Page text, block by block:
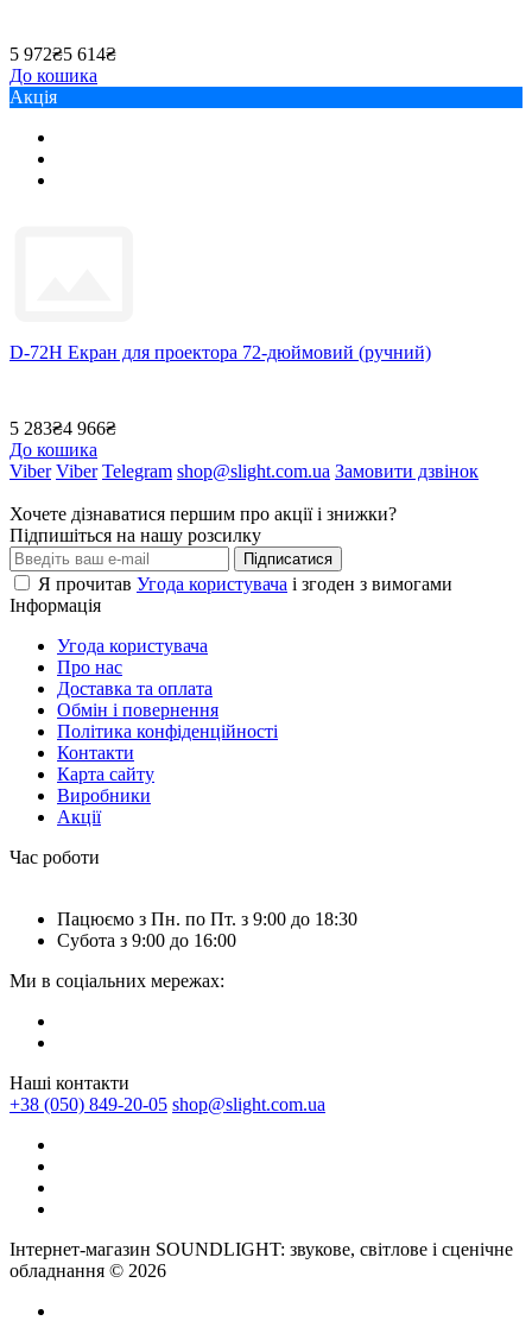
5 972₴5 614₴
До кошика
Акція
D-72H Екран для проектора 72-дюймовий (ручний)
5 283₴4 966₴
До кошика
Viber Viber Telegram shop@slight.com.ua Замовити дзвінок
Хочете дізнаватися першим про акції і знижки?
Підпишіться на нашу розсилку
Підписатися
Я прочитав Угода користувача і згоден з вимогами
Інформація
Угода користувача
Про нас
Доставка та оплата
Обмін і повернення
Політика конфіденційності
Контакти
Карта сайту
Виробники
Акції
Час роботи
Пацюємо з Пн. по Пт. з 9:00 до 18:30
Субота з 9:00 до 16:00
Ми в соціальних мережах:
Наші контакти
+38 (050) 849-20-05 shop@slight.com.ua
Інтернет-магазин SOUNDLIGHT: звукове, світлове і сценічне
обладнання © 2026